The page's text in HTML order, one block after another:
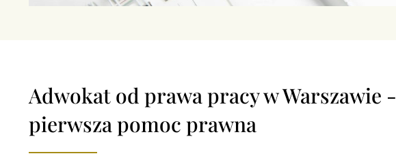
Adwokat od prawa pracy w Warszawie -
pierwsza pomoc prawna